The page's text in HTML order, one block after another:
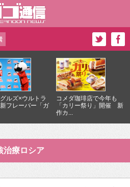
ルズ×ウルトラ
フレーバー「ガ
コメダ珈琲店で今年も
「カリー祭り」開催 新
作カ...
治療ロシア